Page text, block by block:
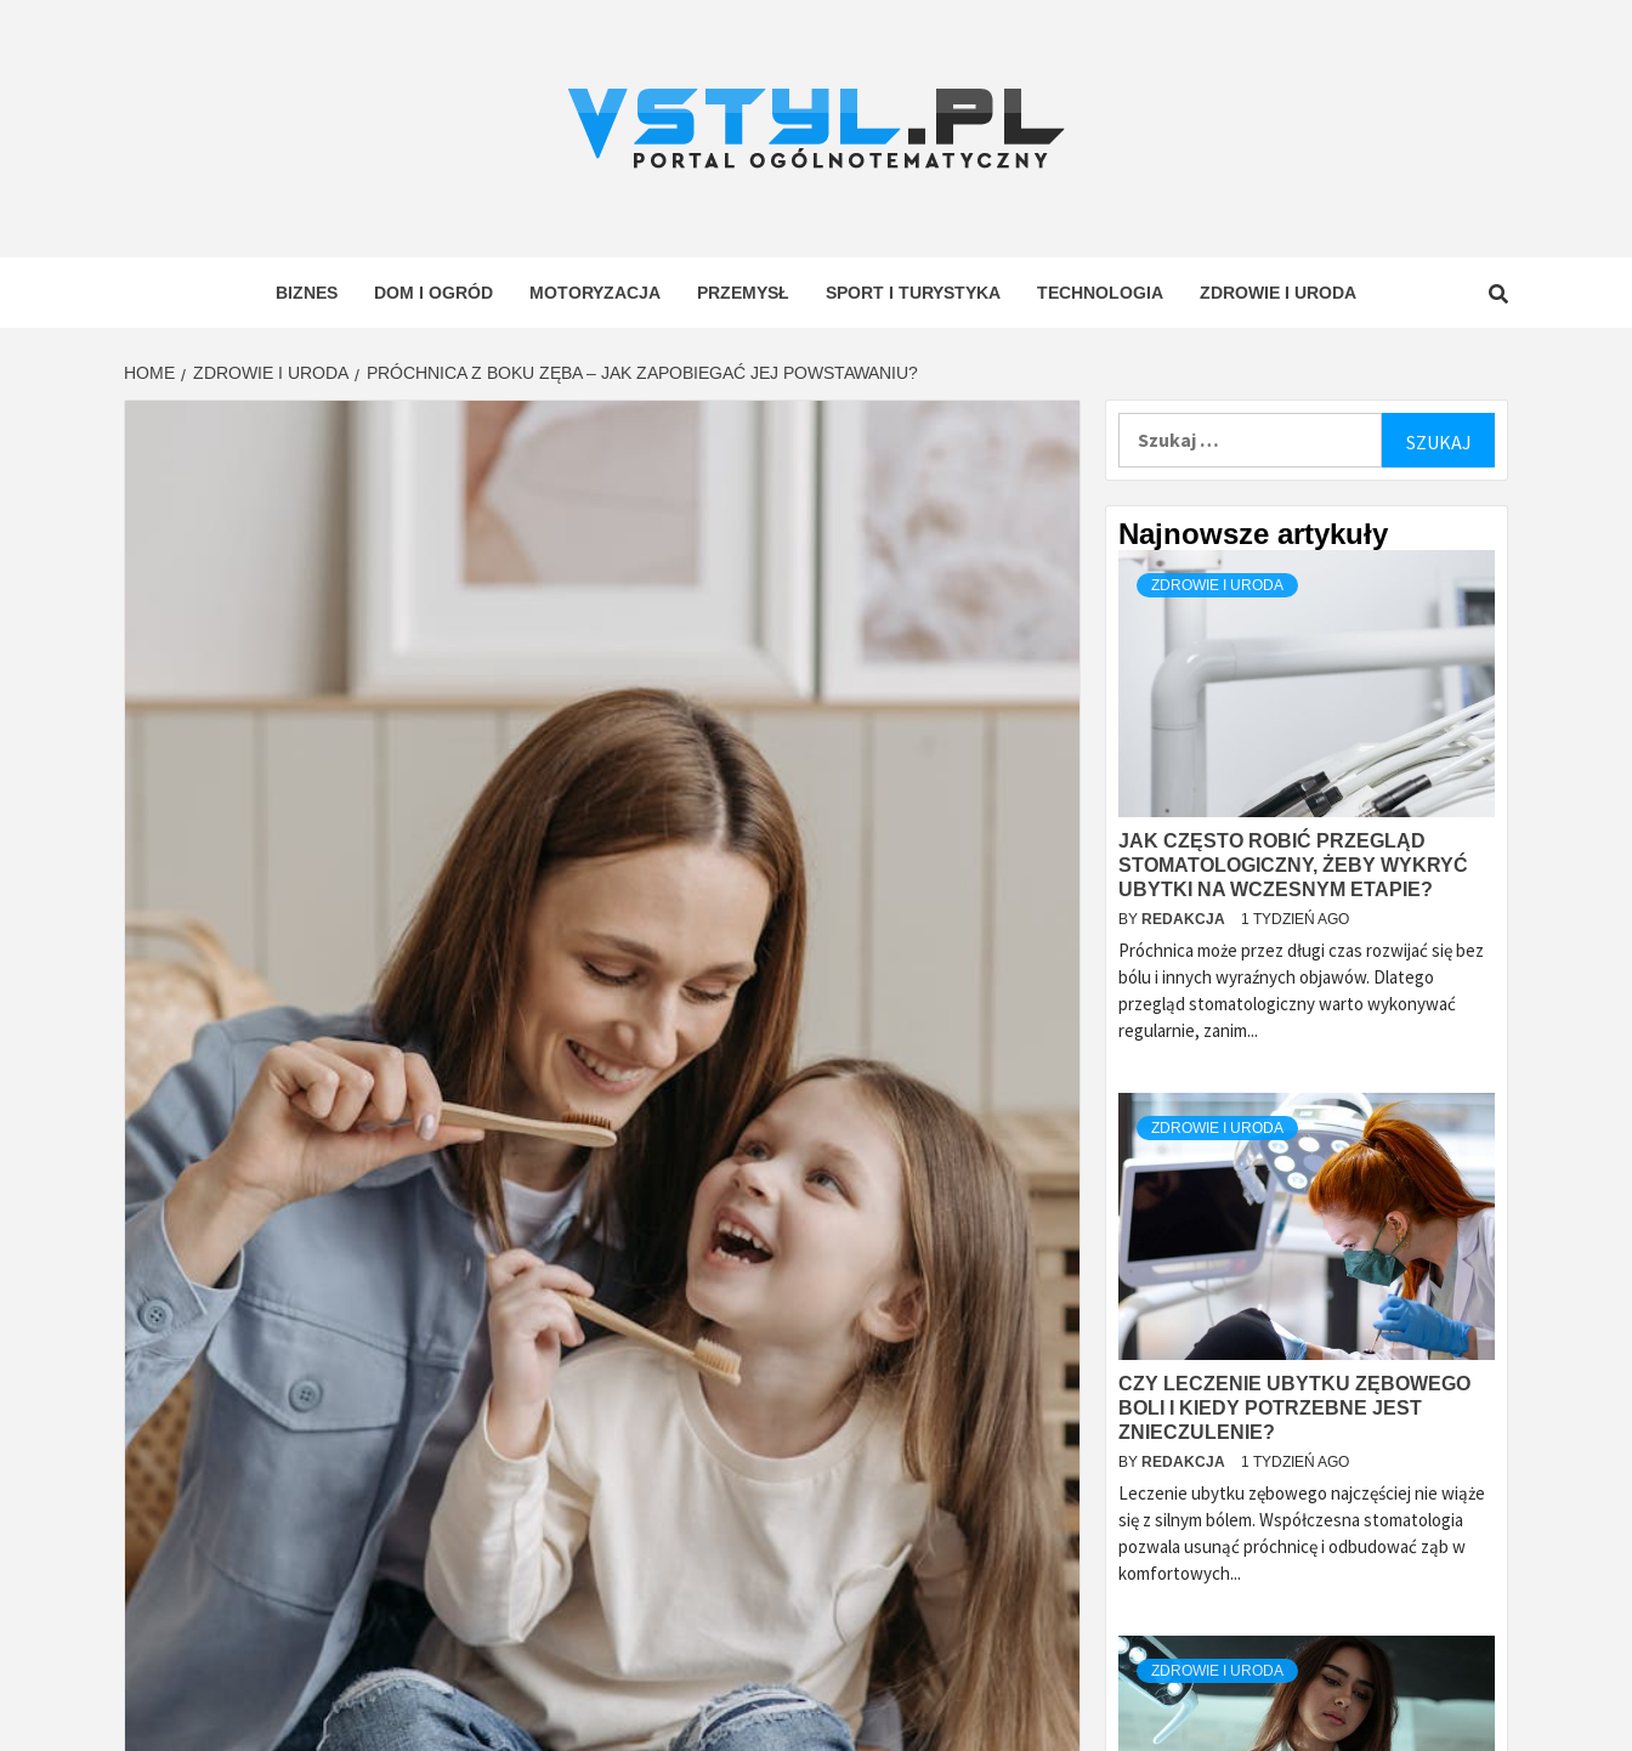
VSTYL.PL
BIZNES DOM I OGRÓD MOTORYZACJA PRZEMYSŁ SPORT I TURYSTYKA TECHNOLOGIA ZDROWIE I URODA
HOME ZDROWIE I URODA PRÓCHNICA Z BOKU ZĘBA – JAK ZAPOBIEGAĆ JEJ POWSTAWANIU?
Najnowsze artykuły
ZDROWIE I URODA
JAK CZĘSTO ROBIĆ PRZEGLĄD
STOMATOLOGICZNY, ŻEBY WYKRYĆ
UBYTKI NA WCZESNYM ETAPIE?
BY REDAKCJA 1 TYDZIEŃ AGO
Próchnica może przez długi czas rozwijać się bez
bólu i innych wyraźnych objawów. Dlatego
przegląd stomatologiczny warto wykonywać
regularnie, zanim...
ZDROWIE I URODA
CZY LECZENIE UBYTKU ZĘBOWEGO
BOLI I KIEDY POTRZEBNE JEST
ZNIECZULENIE?
BY REDAKCJA 1 TYDZIEŃ AGO
Leczenie ubytku zębowego najczęściej nie wiąże
się z silnym bólem. Współczesna stomatologia
pozwala usunąć próchnicę i odbudować ząb w
komfortowych...
ZDROWIE I URODA